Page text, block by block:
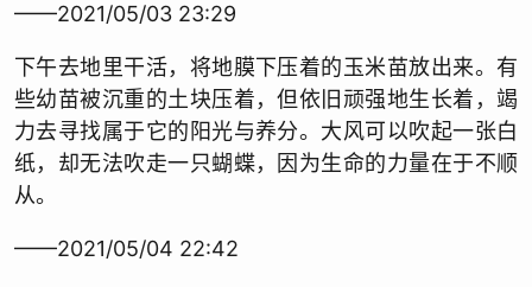
——2021/05/03 23:29
下午去地里干活，将地膜下压着的玉米苗放出来。有
些幼苗被沉重的土块压着，但依旧顽强地生长着，竭
力去寻找属于它的阳光与养分。大风可以吹起一张白
纸，却无法吹走一只蝴蝶，因为生命的力量在于不顺
从。
——2021/05/04 22:42